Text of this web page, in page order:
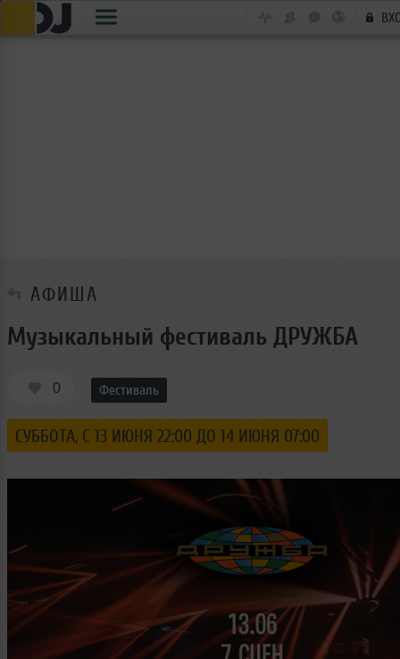
АФИША
Музыкальный фестиваль ДРУЖБА
0 Фестиваль
СУББОТА, С 13 ИЮНЯ 22:00 ДО 14 ИЮНЯ 07:00